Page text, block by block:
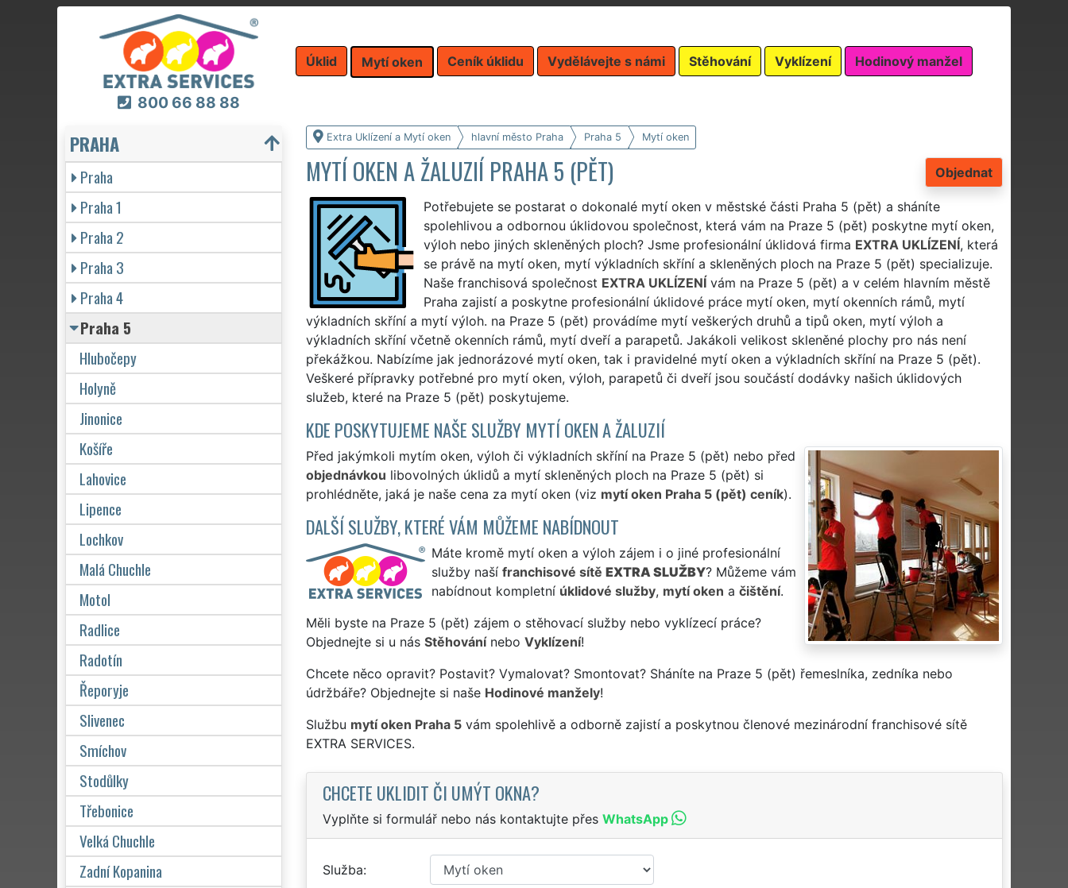
800 66 88 88
Úklid Mytí oken Ceník úklidu Vydělávejte s námi Stěhování Vyklízení Hodinový manžel
Extra Uklízení a Mytí oken hlavní město Praha Praha 5 Mytí oken
Objednat
MYTÍ OKEN A ŽALUZIÍ PRAHA 5 (PĚT)
Potřebujete se postarat o dokonalé mytí oken v městské části Praha 5 (pět) a sháníte
spolehlivou a odbornou úklidovou společnost, která vám na Praze 5 (pět) poskytne mytí oken,
výloh nebo jiných skleněných ploch? Jsme profesionální úklidová firma EXTRA UKLÍZENÍ, která
se právě na mytí oken, mytí výkladních skříní a skleněných ploch na Praze 5 (pět) specializuje.
Naše franchisová společnost EXTRA UKLÍZENÍvám na Praze 5 (pět) a v celém hlavním městě
Praha zajistí a poskytne profesionální úklidové práce mytí oken, mytí okenních rámů, mytí
výkladních skříní a mytí výloh. na Praze 5 (pět) provádíme mytí veškerých druhů a tipů oken, mytí výloh a
výkladních skříní včetně okenních rámů, mytí dveří a parapetů. Jakákoli velikost skleněné plochy pro nás není
překážkou. Nabízíme jak jednorázové mytí oken, tak i pravidelné mytí oken a výkladních skříní na Praze 5 (pět).
Veškeré přípravky potřebné pro mytí oken, výloh, parapetů či dveří jsou součástí dodávky našich úklidových
služeb, které na Praze 5 (pět) poskytujeme.
KDE POSKYTUJEME NAŠE SLUŽBY MYTÍ OKEN A ŽALUZIÍ
Před jakýmkoli mytím oken, výloh či výkladních skříní na Praze 5 (pět) nebo před
objednávkou libovolných úklidů a mytí skleněných ploch na Praze 5 (pět) si
prohlédněte, jaká je naše cena za mytí oken (viz mytí oken Praha 5 (pět) ceník).
DALŠÍ SLUŽBY, KTERÉ VÁM MŮŽEME NABÍDNOUT
Máte kromě mytí oken a výloh zájem i o jiné profesionální
služby naší franchisové sítě EXTRA SLUŽBY? Můžeme vám
nabídnout kompletní úklidové služby, mytí oken a čištění.
Měli byste na Praze 5 (pět) zájem o stěhovací služby nebo vyklízecí práce?
Objednejte si u nás Stěhovánínebo Vyklízení!
Chcete něco opravit? Postavit? Vymalovat? Smontovat? Sháníte na Praze 5 (pět) řemeslníka, zedníka nebo
údržbáře? Objednejte si naše Hodinové manžely!
Službu mytí oken Praha 5vám spolehlivě a odborně zajistí a poskytnou členové mezinárodní franchisové sítě
EXTRA SERVICES.
CHCETE UKLIDIT ČI UMÝT OKNA?
Vyplňte si formulář nebo nás kontaktujte přes WhatsApp
Služba
PRAHA
Praha
Praha 1
Praha 2
Praha 3
Praha 4
Praha 5
Hlubočepy
Holyně
Jinonice
Košíře
Lahovice
Lipence
Lochkov
Malá Chuchle
Motol
Radlice
Radotín
Řeporyje
Slivenec
Smíchov
Stodůlky
Třebonice
Velká Chuchle
Zadní Kopanina